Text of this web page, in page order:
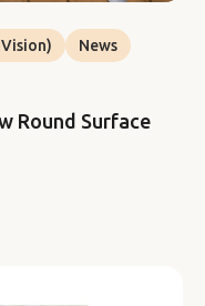
News
Round Surface